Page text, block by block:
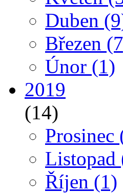
Duben
Březen
Únor (1)
2019
(14)
Prosinec
Listopad
Říjen (1)